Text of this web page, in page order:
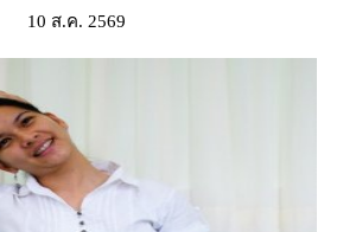
10 ส.ค. 2569